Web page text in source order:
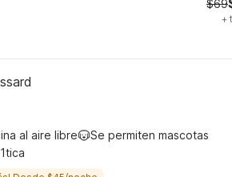
$69
+
al aire libre
Se permiten mascotas